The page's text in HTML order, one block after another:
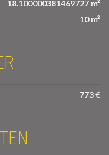
18.100000381469727 m²
10 m²
773 €